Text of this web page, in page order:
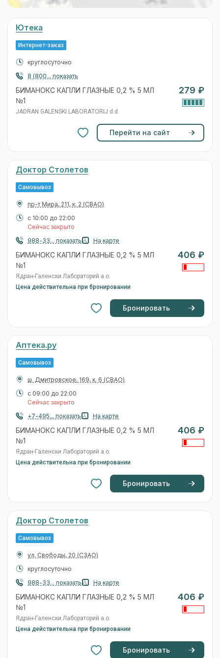
Ютека
Интернет-заказ
круглосуточно
8 (800... показать
БИМАНОКС КАПЛИ ГЛАЗНЫЕ 0,2 % 5 МЛ
№1
JADRAN GALENSKI LABORATORIJ d.d.
279 ₽
Перейти на сайт
Доктор Столетов
Самовывоз
пр-т Мира, 211, к. 2 (СВАО)
с 10:00 до 22:00
Сейчас закрыто
988-33... показать
На карте
БИМАНОКС КАПЛИ ГЛАЗНЫЕ 0,2 % 5 МЛ
№1
Ядран-Галенски Лабораторий а.о.
Цена действительна при бронировании
406 ₽
Бронировать
Аптека.ру
Самовывоз
ш. Дмитровское, 169, к. 6 (СВАО)
с 09:00 до 22:00
Сейчас закрыто
+7-495... показать
На карте
БИМАНОКС КАПЛИ ГЛАЗНЫЕ 0,2 % 5 МЛ
№1
Ядран-Галенски Лабораторий а.о.
Цена действительна при бронировании
406 ₽
Бронировать
Доктор Столетов
Самовывоз
ул. Свободы, 20 (СЗАО)
круглосуточно
988-33... показать
На карте
БИМАНОКС КАПЛИ ГЛАЗНЫЕ 0,2 % 5 МЛ
№1
Ядран-Галенски Лабораторий а.о.
Цена действительна при бронировании
406 ₽
Бронировать